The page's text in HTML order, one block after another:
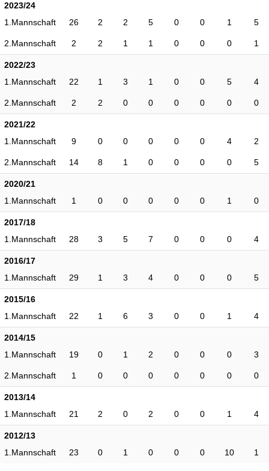
2023/24
1.Mannschaft
26 2 2 5 0 0 1 5
2.Mannschaft 2 2 1 1 0 0 0 1
2022/23
1.Mannschaft
22 1 3 1 0 0 5 4
2.Mannschaft 2 2 0 0 0 0 0 0
2021/22
1.Mannschaft
9 0 0 0 0 0 4 2
2.Mannschaft 14 8 1 0 0 0 0 5
2020/21
1.Mannschaft
1 0 0 0 0 0 1 0
2017/18
1.Mannschaft
28 3 5 7 0 0 0 4
2016/17
1.Mannschaft
29 1 3 4 0 0 0 5
2015/16
1.Mannschaft
22 1 6 3 0 0 1 4
2014/15
1.Mannschaft
19 0 1 2 0 0 0 3
2.Mannschaft 1 0 0 0 0 0 0 0
2013/14
1.Mannschaft
21 2 0 2 0 0 1 4
2012/13
1.Mannschaft
23 0 1 0 0 0 10 1